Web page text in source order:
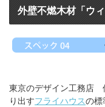
外壁不燃木材「ウ
東京のデザイン工務店
り出すフライハウスの標